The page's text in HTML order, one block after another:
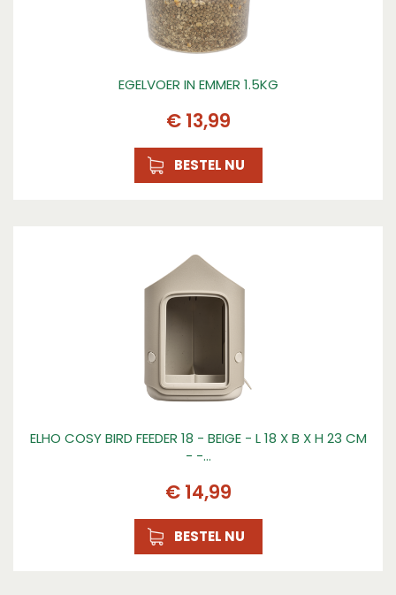
EGELVOER IN EMMER 1.5KG
€ 13,99
BESTEL NU
ELHO COSY BIRD FEEDER 18 - BEIGE - L 18 X B X H 23 CM
- -…
€ 14,99
BESTEL NU